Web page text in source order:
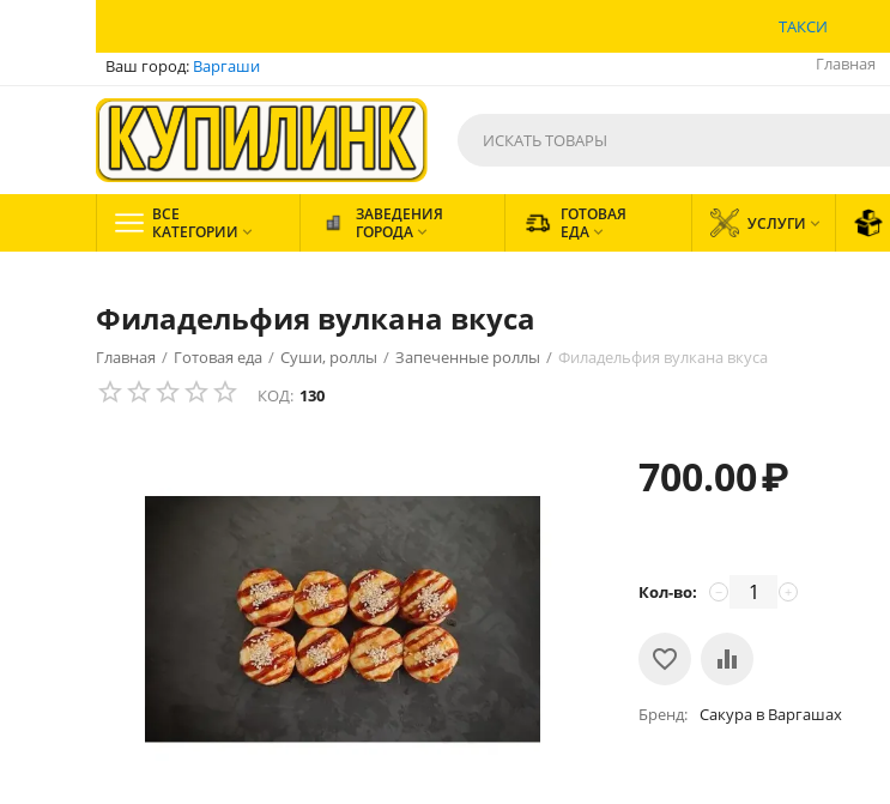
ТАКСИ
Ваш город: Варгаши Главная
ВСЕ
КАТЕГОРИИ 
ЗАВЕДЕНИЯ
ГОРОДА 
ГОТОВАЯ
ЕДА  УСЛУГИ 
Филадельфия вулкана вкуса
Главная / Готовая еда / Суши, роллы / Запеченные роллы / Филадельфия вулкана вкуса
КОД: 130
700.00₽
Кол-во: +
−
Бренд Сакура в Варгашах